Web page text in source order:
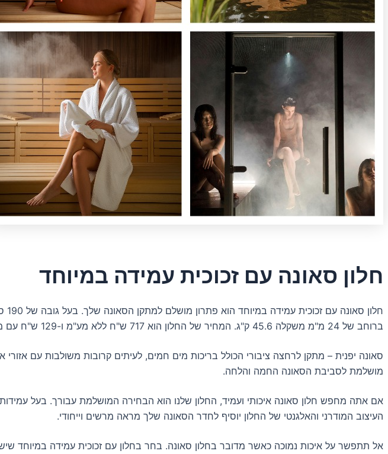
ללא
מע"מ,
129
חלון סאונה עם זכוכית עמידה במיוחד
ברוחב של 24 מ"מ משקלה 45.6 ק"ג. המחיר של החלון הוא 717 ש"ח ללא מע"מ ו-129 ש"ח עם מע"מ (18%).
מושלמת לסביבת הסאונה החמה והלחה.
אם אתה מחפש חלון סאונה איכותי ועמיד, החלון שלנו הוא הבחירה המושלמת עבורך. בעל
העיצוב המודרני והאלגנטי של החלון יוסיף לחדר הסאונה שלך מראה מרשים וייחודי.
אל תתפשר על איכות נמוכה כאשר מדובר בחלון סאונה. בחר בחלון עם זכוכית עמידה במיוחד